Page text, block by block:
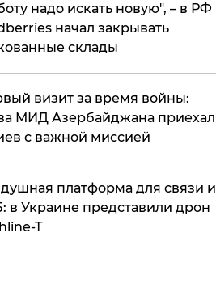
надо искать новую", – в РФ
начал закрывать
склады
визит за время войны:
МИД Азербайджана приехал
с важной миссией
платформа для связи и
в Украине представили дрон
T